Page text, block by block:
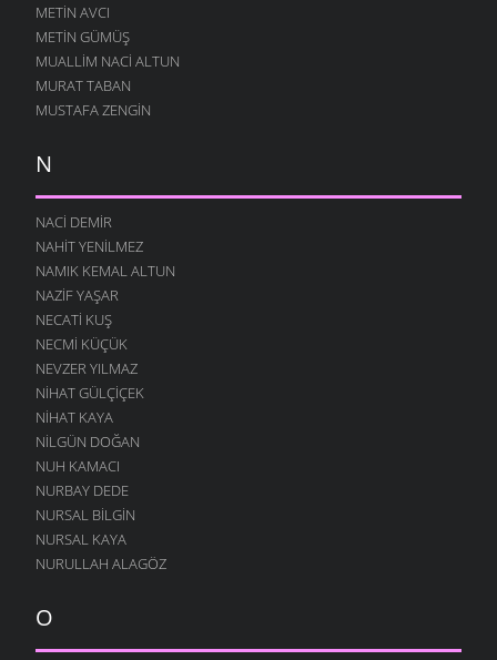
METIN AVCI
METIN GÜMÜŞ
MUALLIM NACI ALTUN
MURAT TABAN
MUSTAFA ZENGIN
N
NACI DEMIR
NAHIT YENILMEZ
NAMIK KEMAL ALTUN
NAZIF YAŞAR
NECATI KUŞ
NECMI KÜÇÜK
NEVZER YILMAZ
NIHAT GÜLÇIÇEK
NIHAT KAYA
NILGÜN DOĞAN
NUH KAMACI
NURBAY DEDE
NURSAL BILGIN
NURSAL KAYA
NURULLAH ALAGÖZ
O